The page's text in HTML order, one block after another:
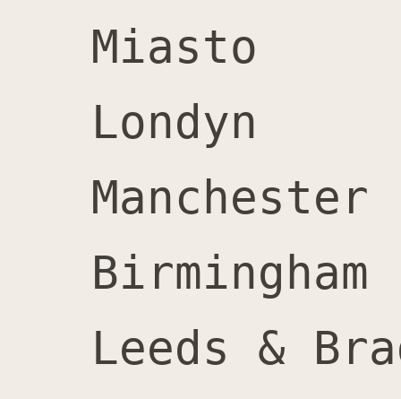
Miasto			Mężczyźni	Kobiety		Ogółem		Odsetek kobiet
Londyn			120,000		120,000		240,000		50%
Manchester		12,000		13,000		25,000		52%
Birmingham		12,000		12,000		24,000		50%
Leeds & Bradford	11,000